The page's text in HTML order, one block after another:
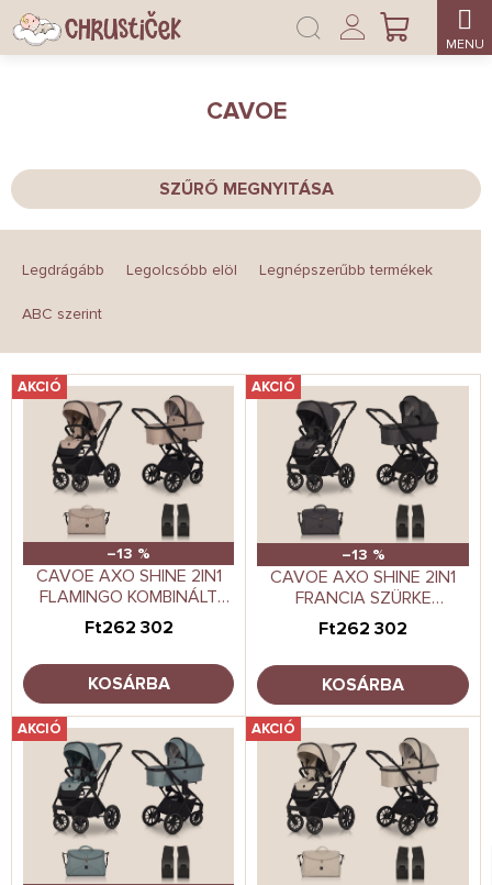
Ugrás
fő
KOSÁR
Bejelentkezés
CAVOE
SZŰRŐ MEGNYITÁSA
m
k
e
Legdrágább Legolcsóbb elöl Legnépszerűbb termékek
ABC szerint
T
a
AKCIÓ
–13 %
CAVOE AXO SHINE 2IN1
FLAMINGO KOMBINÁLT
BABAKOCSI
Ft262 302
KOSÁRBA
AKCIÓ
–13 %
CAVOE AXO SHINE 2IN1
FRANCIA SZÜRKE
KOMBINÁLT BABAKOCSI
Ft262 302
KOSÁRBA
AKCIÓ AKCIÓ